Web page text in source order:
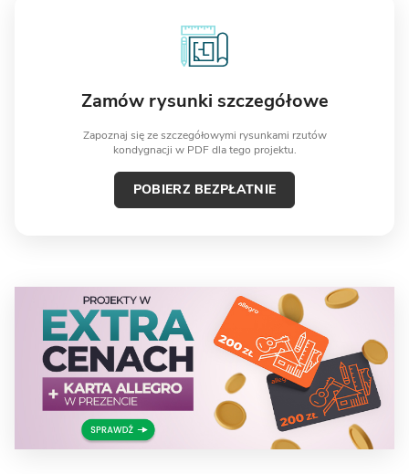
Zamów rysunki szczegółowe
Zapoznaj się ze szczegółowymi rysunkami rzutów
kondygnacji w PDF dla tego projektu.
POBIERZ BEZPŁATNIE